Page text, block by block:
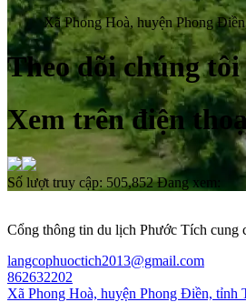
Xã Phong Hoà, huyện Phong
Theo dõi chúng
Xem trên điện
Số lượt truy cập: 505,852Đang xem:
Cổng thông tin du lịch Phước Tích cung
langcophuoctich2013@gmail.com
862632202
Xã Phong Hoà, huyện Phong Điền, tỉnh